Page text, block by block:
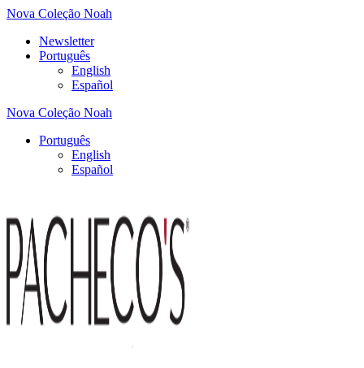
Nova Coleção Noah
Newsletter
Português
English
Español
Nova Coleção Noah
Português
English
Español